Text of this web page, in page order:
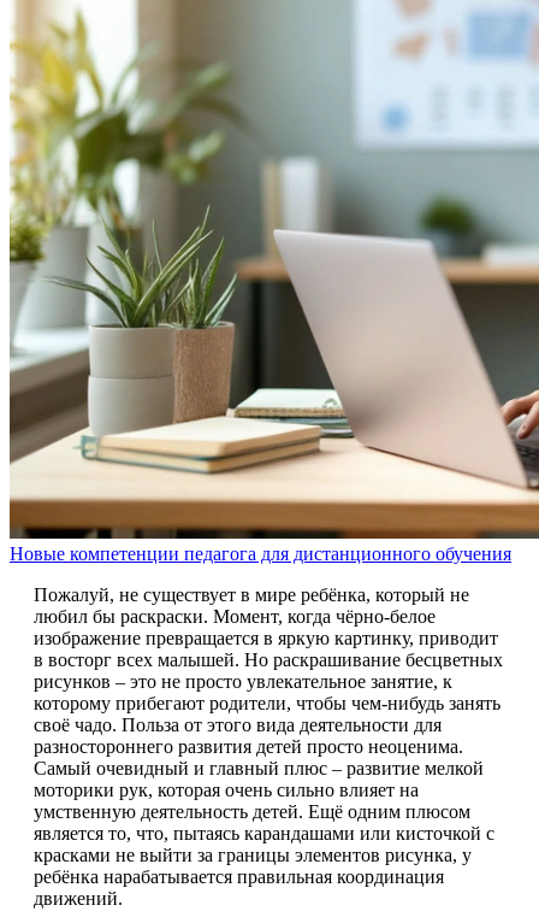
Новые компетенции педагога для дистанционного обучения
Пожалуй, не существует в мире ребёнка, который не
любил бы раскраски. Момент, когда чёрно-белое
изображение превращается в яркую картинку, приводит
в восторг всех малышей. Но раскрашивание бесцветных
рисунков – это не просто увлекательное занятие, к
которому прибегают родители, чтобы чем-нибудь занять
своё чадо. Польза от этого вида деятельности для
разностороннего развития детей просто неоценима.
Самый очевидный и главный плюс – развитие мелкой
моторики рук, которая очень сильно влияет на
умственную деятельность детей. Ещё одним плюсом
является то, что, пытаясь карандашами или кисточкой с
красками не выйти за границы элементов рисунка, у
ребёнка нарабатывается правильная координация
движений.